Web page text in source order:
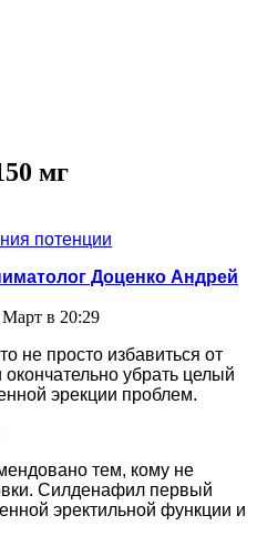
мг
потенции
Доценко Андрей
в 20:29
не просто избавиться от
убрать целый
эрекции проблем.
тем, кому не
Силденафил первый
эректильной функции и